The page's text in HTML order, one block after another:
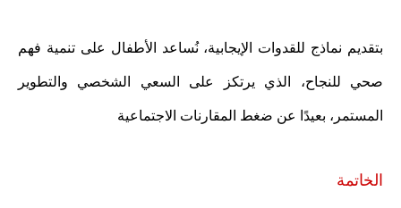
بتقديم نماذج للقدوات الإيجابية، نُساعد الأطفال على تنمية فهم
صحي للنجاح، الذي يرتكز على السعي الشخصي والتطوير
المستمر، بعيدًا عن ضغط المقارنات الاجتماعية
الخاتمة